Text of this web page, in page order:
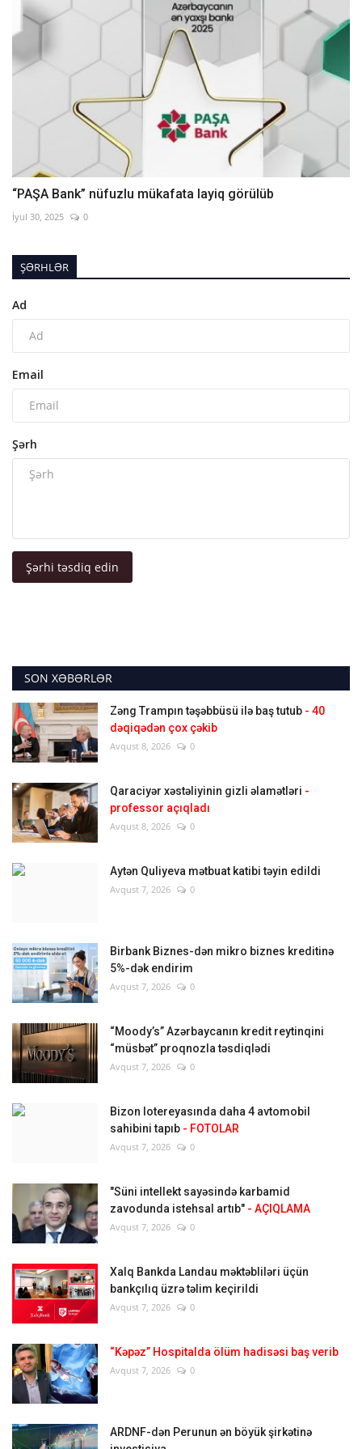
“PAŞA Bank” nüfuzlu mükafata layiq görülüb
İyul 30, 2025 0
ŞƏRHLƏR
Ad
Email
Şərh
Şərhi təsdiq edin
SON XƏBƏRLƏR
Zəng Trampın təşəbbüsü ilə baş tutub - 40
dəqiqədən çox çəkib
Avqust 8, 2026 0
Qaraciyər xəstəliyinin gizli əlamətləri -
professor açıqladı
Avqust 8, 2026 0
Aytən Quliyeva mətbuat katibi təyin edildi
Avqust 7, 2026 0
Birbank Biznes-dən mikro biznes kreditinə
5%-dək endirim
Avqust 7, 2026 0
“Moody’s” Azərbaycanın kredit reytinqini
“müsbət” proqnozla təsdiqlədi
Avqust 7, 2026 0
Bizon lotereyasında daha 4 avtomobil
sahibini tapıb - FOTOLAR
Avqust 7, 2026 0
"Süni intellekt sayəsində karbamid
zavodunda istehsal artıb" - AÇIQLAMA
Avqust 7, 2026 0
Xalq Bankda Landau məktəbliləri üçün
bankçılıq üzrə təlim keçirildi
Avqust 7, 2026 0
“Kəpəz” Hospitalda ölüm hadisəsi baş verib
Avqust 7, 2026 0
ARDNF-dən Perunun ən böyük şirkətinə